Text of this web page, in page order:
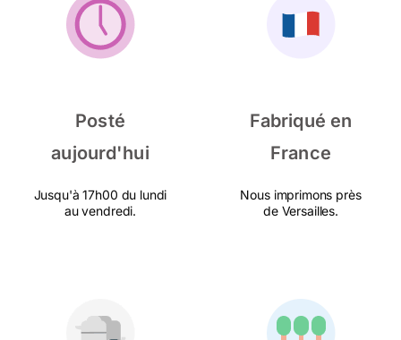
Posté
aujourd'hui
Jusqu'à 17h00 du lundi
au vendredi.
Fabriqué en
France
Nous imprimons près
de Versailles.